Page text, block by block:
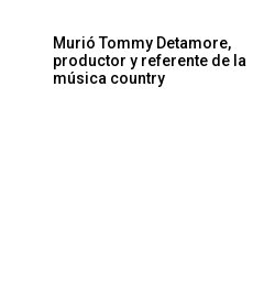
Murió Tommy Detamore,
productor y referente de la
música country